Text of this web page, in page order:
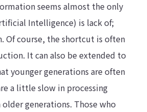
seems almost the only
Intelligence) is lack of;
Of course, the shortcut is often
It can also be extended to
younger generations are often
a little slow in processing
generations. Those who